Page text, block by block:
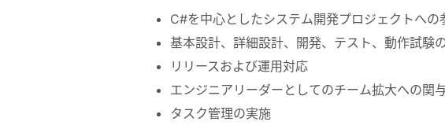
C#を中心としたシステム開発プロジェクトへの
基本設計、詳細設計、開発、テスト、動作試験
リリースおよび運用対応
エンジニアリーダーとしてのチーム拡大への関
タスク管理の実施